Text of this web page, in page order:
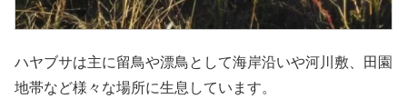
ハヤブサは主に留鳥や漂鳥として海岸沿いや河川敷、田園
地帯など様々な場所に生息しています。